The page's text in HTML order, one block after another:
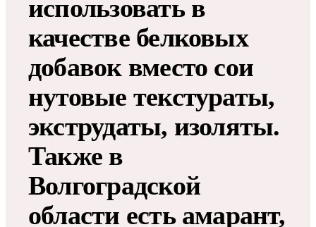
использовать в
качестве белковых
добавок вместо сои
нутовые текстураты,
экструдаты, изоляты.
Также в
Волгоградской
области есть амарант,